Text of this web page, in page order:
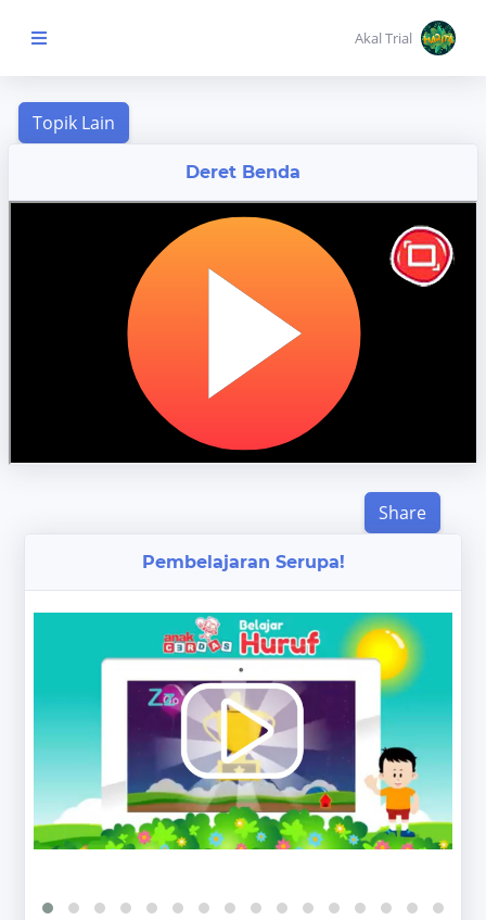
Beranda Anak
Akal Trial
Deret Benda
Share
Pembelajaran Serupa!